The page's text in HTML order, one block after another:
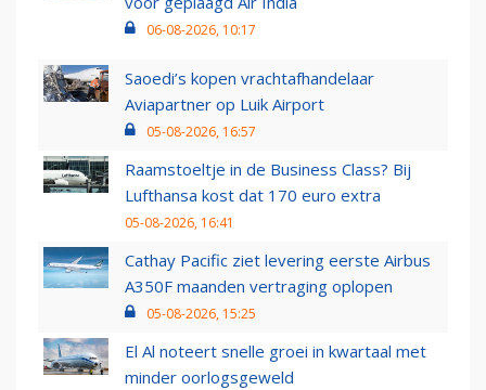
06-08-2026, 10:17
Saoedi’s kopen vrachtafhandelaar
Aviapartner op Luik Airport
05-08-2026, 16:57
Raamstoeltje in de Business Class? Bij
Lufthansa kost dat 170 euro extra
05-08-2026, 16:41
Cathay Pacific ziet levering eerste Airbus
A350F maanden vertraging oplopen
05-08-2026, 15:25
El Al noteert snelle groei in kwartaal met
minder oorlogsgeweld